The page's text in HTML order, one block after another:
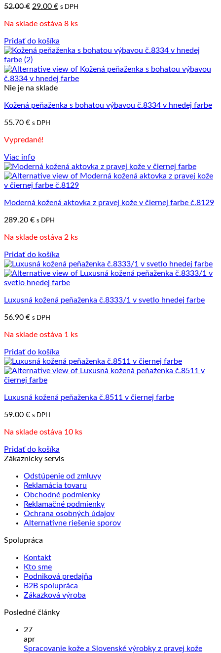
52.00€ Pôvodná
bola:
29.00 €Aktuálna
je:
s DPH
Na sklade ostáva 8 ks
Pridať do košíka
Nie je na sklade
Kožená peňaženka s bohatou výbavou č.8334 v hnedej farbe
55.70 € s DPH
Vypredané!
Viac info
Moderná kožená aktovka z pravej kože v čiernej farbe č.8129
289.20 € s DPH
Na sklade ostáva 2 ks
Pridať do košíka
Luxusná kožená peňaženka č.8333/1 v svetlo hnedej farbe
56.90 € s DPH
Na sklade ostáva 1 ks
Pridať do košíka
Luxusná kožená peňaženka č.8511 v čiernej farbe
59.00 € s DPH
Na sklade ostáva 10 ks
Pridať do košíka
Zákaznícky servis
Odstúpenie od zmluvy
Reklamácia tovaru
Obchodné podmienky
Reklamačné podmienky
Ochrana osobných údajov
Alternatívne riešenie sporov
Spolupráca
Kontakt
Kto sme
Podniková predajňa
B2B spolupráca
Zákazková výroba
Posledné články
27
apr
Spracovanie kože a Slovenské výrobky z pravej kože